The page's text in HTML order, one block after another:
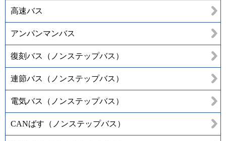
高速バス
アンパンマンバス
復刻バス（ノンステップバス）
連節バス（ノンステップバス）
電気バス（ノンステップバス）
CANばす（ノンステップバス）